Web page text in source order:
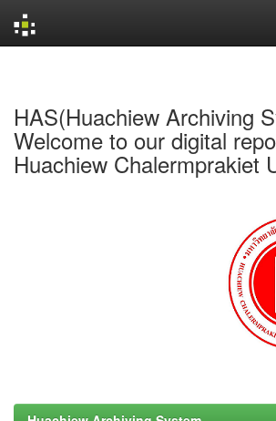
HAS(Huachiew Archiving
Welcome to our digital
Huachiew Chalermprakiet